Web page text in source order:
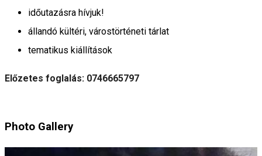
időutazásra hívjuk!
állandó kültéri, várostörténeti tárlat
tematikus kiállítások
Előzetes foglalás: 0746665797
Photo Gallery